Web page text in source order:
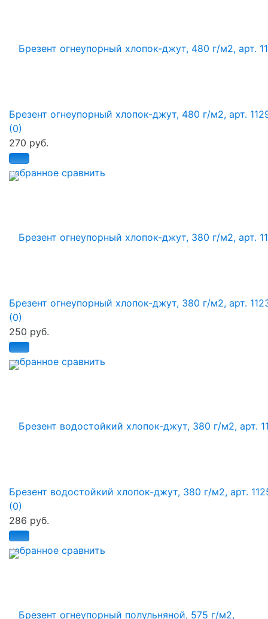
избранное сравнить
Брезент огнеупорный хлопок-джут, 480 г/м2, арт.
(0)
270 руб.
избранное сравнить
Брезент огнеупорный хлопок-джут, 380 г/м2, арт.
(0)
250 руб.
избранное сравнить
Брезент водостойкий хлопок-джут, 380 г/м2, арт.
(0)
286 руб.